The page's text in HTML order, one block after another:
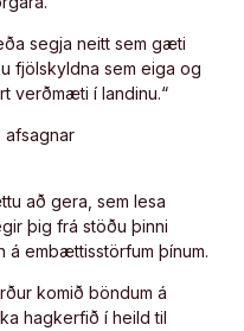
segja neitt sem gæti
fjölskyldna sem eiga og
verðmæti í landinu.“
afsagnar
að gera, sem lesa
þig frá stöðu þinni
á embættisstörfum þínum.
komið böndum á
hagkerfið í heild til